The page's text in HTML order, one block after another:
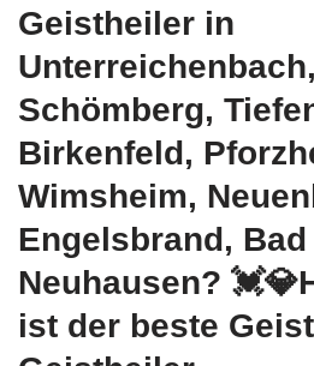
Geistheiler in
Unterreichenbach,
Schömberg,
Birkenfeld,
Wimsheim,
Engelsbrand,
Neuhausen?
ist der beste